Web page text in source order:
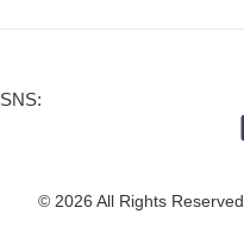
SNS:
© 2026 All Rights Reserved